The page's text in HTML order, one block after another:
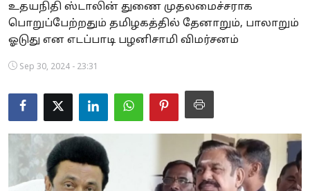
Videos
Health
Special Story
Business
Crime
உதயநிதி ஸ்டாலின் துணை முதலமைச்சராக
பொறுப்பேற்றதும் தமிழகத்தில் தேனாறும், பாலாறும்
ஓடுது என எடப்பாடி பழனிசாமி விமர்சனம்
Sep 30, 2024 - 23:31